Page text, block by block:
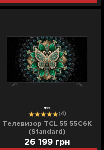
(4)
Телевизор TCL 55 55C6K
(Standard)
26 199 грн